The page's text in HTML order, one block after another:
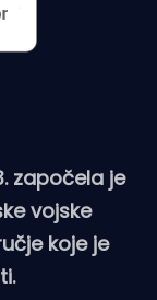
započela je
vojske
koje je